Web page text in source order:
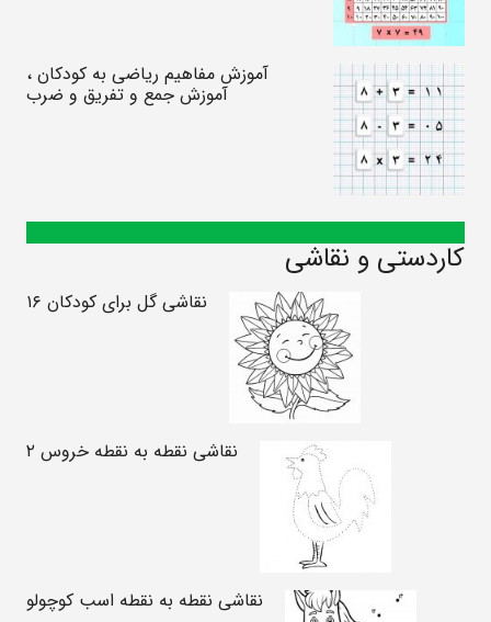
آموزش مفاهیم ریاضی به کودکان ،
آموزش جمع و تفریق و ضرب
کاردستی و نقاشی
نقاشی گل برای کودکان ۱۶
نقاشی نقطه به نقطه خروس ۲
نقاشی نقطه به نقطه اسب کوچولو